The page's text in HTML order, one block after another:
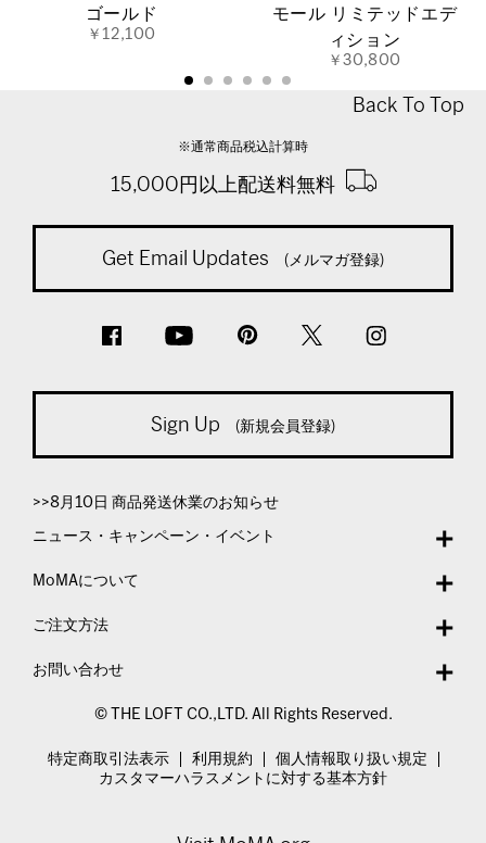
ゴールド
￥12,100
モール リミテッドエデ
ィション
￥30,800
Back To Top
※通常商品税込計算時
15,000円以上配送料無料
Get Email Updates (メルマガ登録)
Sign Up (新規会員登録)
>>8月10日 商品発送休業のお知らせ
ニュース・キャンペーン・イベント
MoMAについて
ご注文方法
お問い合わせ
© THE LOFT CO.,LTD. All Rights Reserved.
特定商取引法表示 利用規約
個人情報取り扱い規定
カスタマーハラスメントに対する基本方針